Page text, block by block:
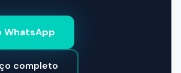
WhatsApp
completo